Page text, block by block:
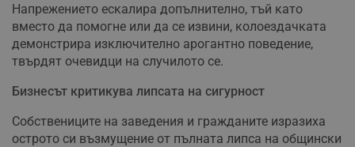
Напрежението ескалира допълнително, тъй като
вместо да помогне или да се извини, колоездачката
демонстрира изключително арогантно поведение,
твърдят очевидци на случилото се.
Бизнесът критикува липсата на сигурност
Собствениците на заведения и гражданите изразиха
острото си възмущение от пълната липса на общински